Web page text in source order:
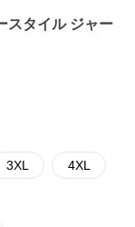
スタイル ジャー
3XL 4XL